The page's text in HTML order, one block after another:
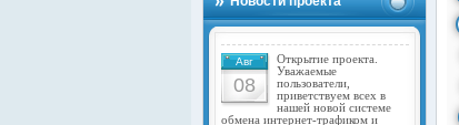
Авг
08
Открытие проекта.
Уважаемые
пользователи,
приветствуем всех в
нашей новой системе
обмена интернет-трафиком и